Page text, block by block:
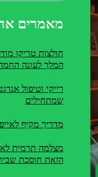
מאמרים
חולצות טריקו
המלך לעונה
רייקי וטיפול
שמתחילים
מדריך מקיף לאייפון 15 מחיר
מצלמה תרמית
הזאת חוסכת